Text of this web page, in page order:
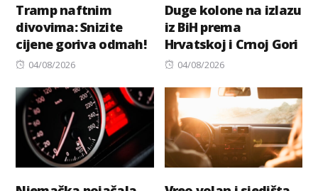
Tramp naftnim
divovima: Snizite
cijene goriva odmah!
Posted
04/08/2026
Duge kolone na izlazu
iz BiH prema
Hrvatskoj i Crnoj Gori
Posted
04/08/2026